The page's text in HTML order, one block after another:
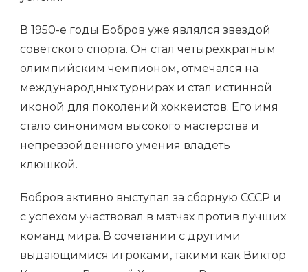
В 1950-е годы Бобров уже являлся звездой
советского спорта. Он стал четырехкратным
олимпийским чемпионом, отмечался на
международных турнирах и стал истинной
иконой для поколений хоккеистов. Его имя
стало синонимом высокого мастерства и
непревзойденного умения владеть
клюшкой.
Бобров активно выступал за сборную СССР и
с успехом участвовал в матчах против лучших
команд мира. В сочетании с другими
выдающимися игроками, такими как Виктор